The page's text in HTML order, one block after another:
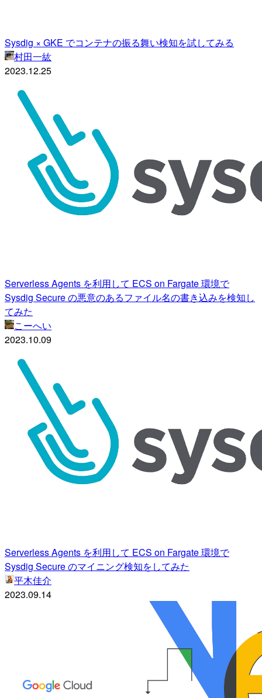
Sysdig × GKE でコンテナの振る舞い検知を試してみる
村田一紘
2023.12.25
Serverless Agents を利用して ECS on Fargate 環境で
Sysdig Secure の悪意のあるファイル名の書き込みを検知し
てみた
こーへい
2023.10.09
Serverless Agents を利用して ECS on Fargate 環境で
Sysdig Secure のマイニング検知をしてみた
平木佳介
2023.09.14